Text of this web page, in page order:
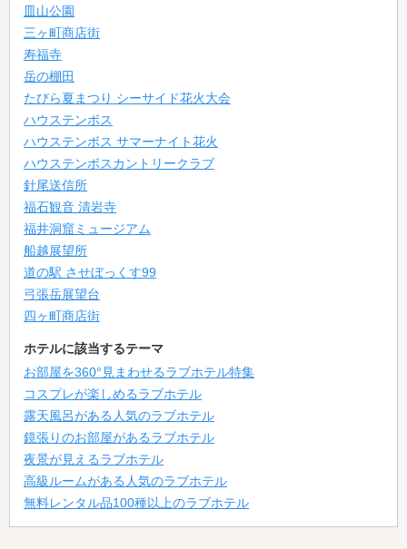
皿山公園
三ヶ町商店街
寿福寺
岳の棚田
たびら夏まつり シーサイド花火大会
ハウステンボス
ハウステンボス サマーナイト花火
ハウステンボスカントリークラブ
針尾送信所
福石観音 清岩寺
福井洞窟ミュージアム
船越展望所
道の駅 させぼっくす99
弓張岳展望台
四ヶ町商店街
ホテルに該当するテーマ
お部屋を360°見まわせるラブホテル特集
コスプレが楽しめるラブホテル
露天風呂がある人気のラブホテル
鏡張りのお部屋があるラブホテル
夜景が見えるラブホテル
高級ルームがある人気のラブホテル
無料レンタル品100種以上のラブホテル